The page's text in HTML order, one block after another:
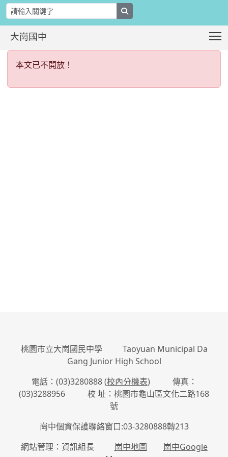
大崗國中
:::本文已不開放！
本文已不開放！
桃園市立大崗國民中學 Taoyuan Municipal Da
Gang Junior High School
電話：(03)3280888 (校內分機表) 傳真：
(03)3288956 校 址：桃園市龜山區文化二路168
號
崗中個資保護聯絡窗口:03-3280888轉213
網站管理：資訊組長 崗中地圖
崗中Google